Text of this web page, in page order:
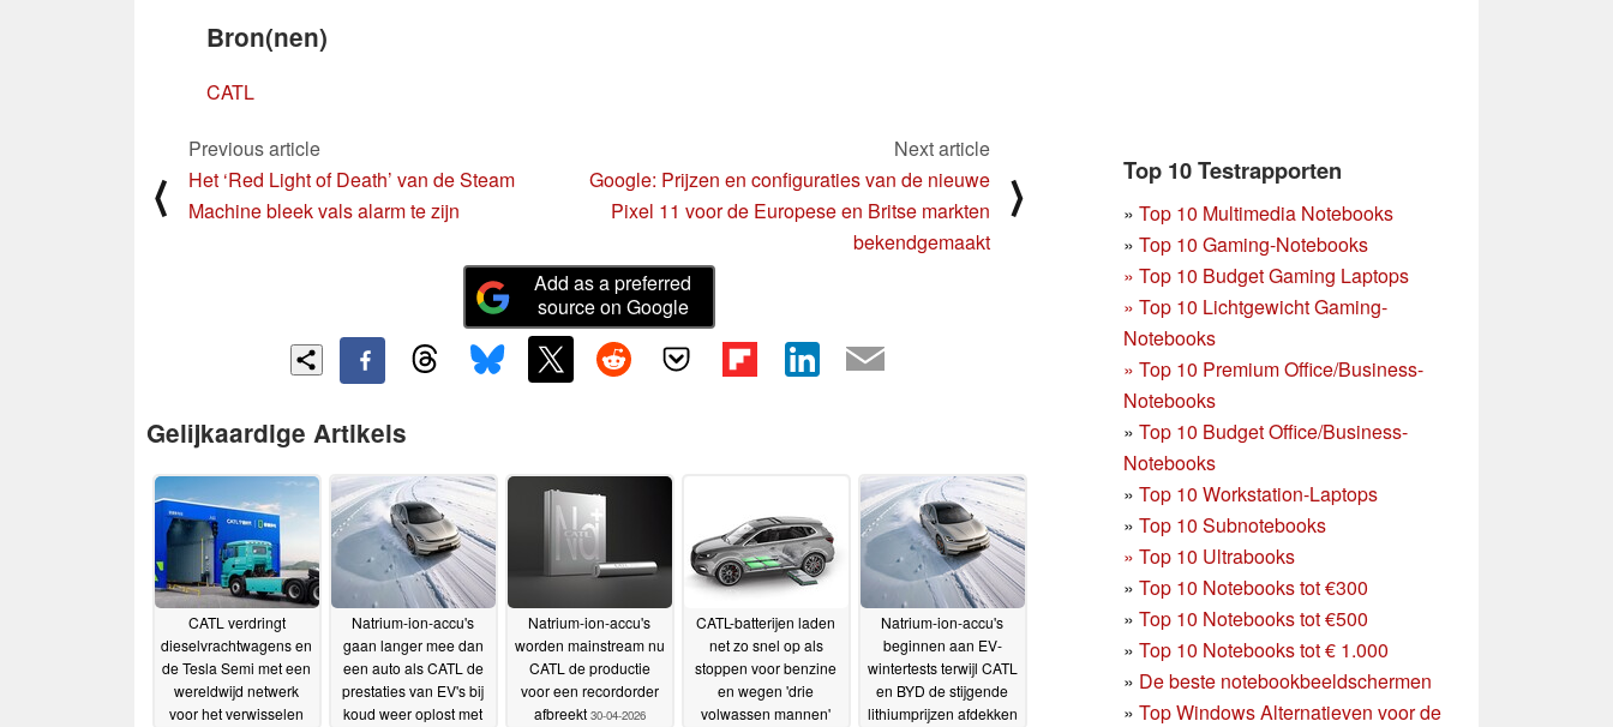
Bron(nen)
CATL
Top 10 Testrapporten
» Top 10 Multimedia Notebooks
» Top 10 Gaming-Notebooks
» Top 10 Budget Gaming Laptops
» Top 10 Lichtgewicht Gaming-
Notebooks
» Top 10 Premium Office/Business-
Notebooks
» Top 10 Budget Office/Business-
Notebooks
» Top 10 Workstation-Laptops
» Top 10 Subnotebooks
» Top 10 Ultrabooks
» Top 10 Notebooks tot €300
» Top 10 Notebooks tot €500
» Top 10 Notebooks tot € 1.000
» De beste notebookbeeldschermen
» Top Windows Alternatieven voor de
⟨
Previous article
Het ‘Red Light of Death’ van de Steam
Machine bleek vals alarm te zijn
Next article
Google: Prijzen en configuraties van de nieuwe
Pixel 11 voor de Europese en Britse markten
bekendgemaakt
⟩
Add as a preferred
source on Google
Gelijkaardige Artikels
CATL verdringt
dieselvrachtwagens en
de Tesla Semi met een
wereldwijd netwerk
voor het verwisselen
Natrium-ion-accu's
gaan langer mee dan
een auto als CATL de
prestaties van EV's bij
koud weer oplost met
Natrium-ion-accu's
worden mainstream nu
CATL de productie
voor een recordorder
afbreekt 30-04-2026
CATL-batterijen laden
net zo snel op als
stoppen voor benzine
en wegen 'drie
volwassen mannen'
Natrium-ion-accu's
beginnen aan EV-
wintertests terwijl CATL
en BYD de stijgende
lithiumprijzen afdekken